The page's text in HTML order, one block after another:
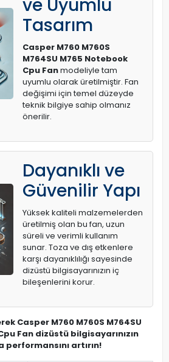
ve Uyumlu
Tasarım
Casper M760 M760S
M764SU M765 Notebook
Cpu Fanmodeliyle tam
uyumlu olarak üretilmiştir. Fan
değişimi için temel düzeyde
teknik bilgiye sahip olmanız
önerilir.
Dayanıklı ve
Güvenilir Yapı
Yüksek kaliteli malzemelerden
üretilmiş olan bu fan, uzun
süreli ve verimli kullanım
sunar. Toza ve dış etkenlere
karşı dayanıklılığı sayesinde
dizüstü bilgisayarınızın iç
bileşenlerini korur.
Casper M760 M760S M764SU
Fan dizüstü bilgisayarınızın
performansını artırın!